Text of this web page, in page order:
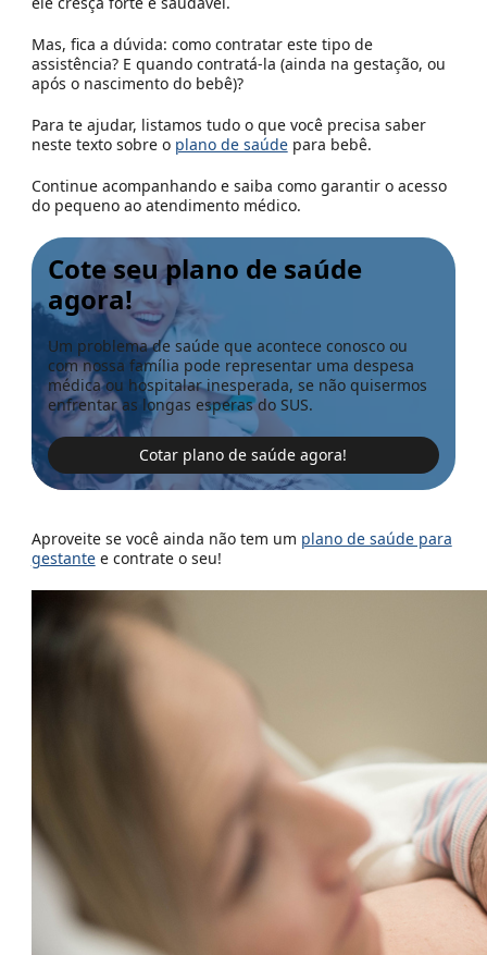
Mas, fica a dúvida: como contratar este tipo de
assistência? E quando contratá-la (ainda na gestação, ou
após o nascimento do bebê)?
Para te ajudar, listamos tudo o que você precisa saber
neste texto sobre o plano de saúdepara bebê.
Continue acompanhando e saiba como garantir o acesso
do pequeno ao atendimento médico.
Cote seu plano de saúde
agora!
Um problema de saúde que acontece conosco ou
com nossa família pode representar uma despesa
médica ou hospitalar inesperada, se não quisermos
enfrentar as longas esperas do SUS.
Cotar plano de saúde agora!
Aproveite se você ainda não tem um plano de saúde para
gestantee contrate o seu!